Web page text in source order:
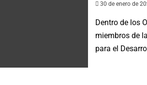
30 de enero de
Dentro de los
miembros de
para el